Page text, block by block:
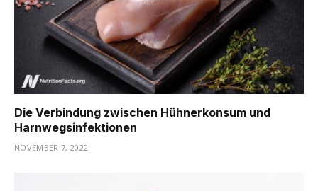
Die Verbindung zwischen Hühnerkonsum und
Harnwegsinfektionen
NOVEMBER 7, 2022